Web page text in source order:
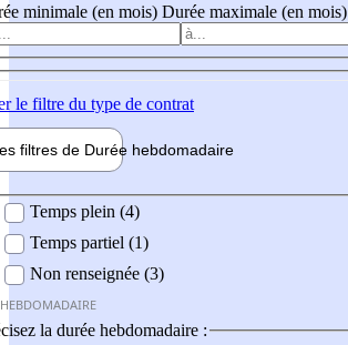
minimale (en mois) Durée maximale (en mois)
le filtre du type de contrat
filtres de Durée hebdomadaire
Temps plein (4)
Temps partiel (1)
Non renseignée (3)
la durée hebdomadaire :